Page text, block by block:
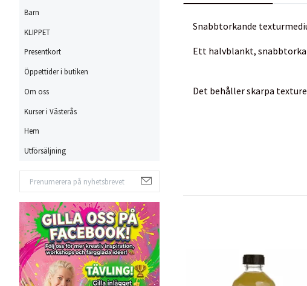
Barn
KLIPPET
Presentkort
Öppettider i butiken
Om oss
Kurser i Västerås
Hem
Utförsäljning
Snabbtorkande
Ett halvblankt,
Det behåller skarpa